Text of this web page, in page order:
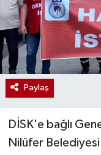
Paylaş
DİSK'e bağlı
Nilüfer